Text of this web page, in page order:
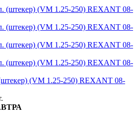
(VM 1.25-250) REXANT 08-